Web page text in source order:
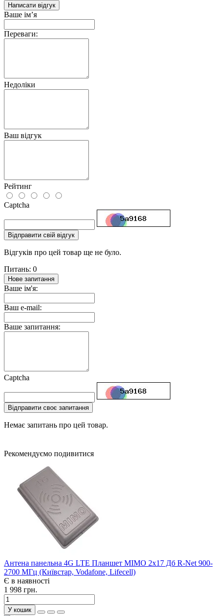
Написати відгук
Ваше ім’я
Переваги:
Недоліки
Ваш відгук
Рейтинг
Captcha
Відправити свій відгук
Відгуків про цей товар ще не було.
Питань: 0
Нове запитання
Ваше ім'я:
Ваш e-mail:
Ваше запитання:
Captcha
Відправити своє запитання
Немає запитань про цей товар.
Рекомендуємо подивитися
Антена панельна 4G LTE Планшет MIMO 2х17 Дб R-Net 900-
2700 МГц (Київстар, Vodafone, Lifecell)
Є в наявності
1 998 грн.
У кошик